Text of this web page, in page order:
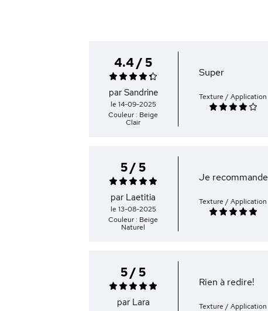
4.4 / 5
par Sandrine
le 14-09-2025
Couleur : Beige
Clair
Super
Texture / Application
5 / 5
par Laetitia
le 13-08-2025
Couleur : Beige
Naturel
Je recommande
Texture / Application
5 / 5
par Lara
Rien à redire!
Texture / Application